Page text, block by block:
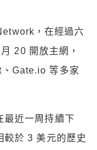
，在經過六
20 開放主網，
Gate.io 等多家
最近一周持續下
較於 3 美元的歷史